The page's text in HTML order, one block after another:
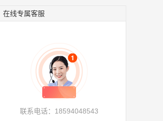
在线专属客服
联系电话：18594048543